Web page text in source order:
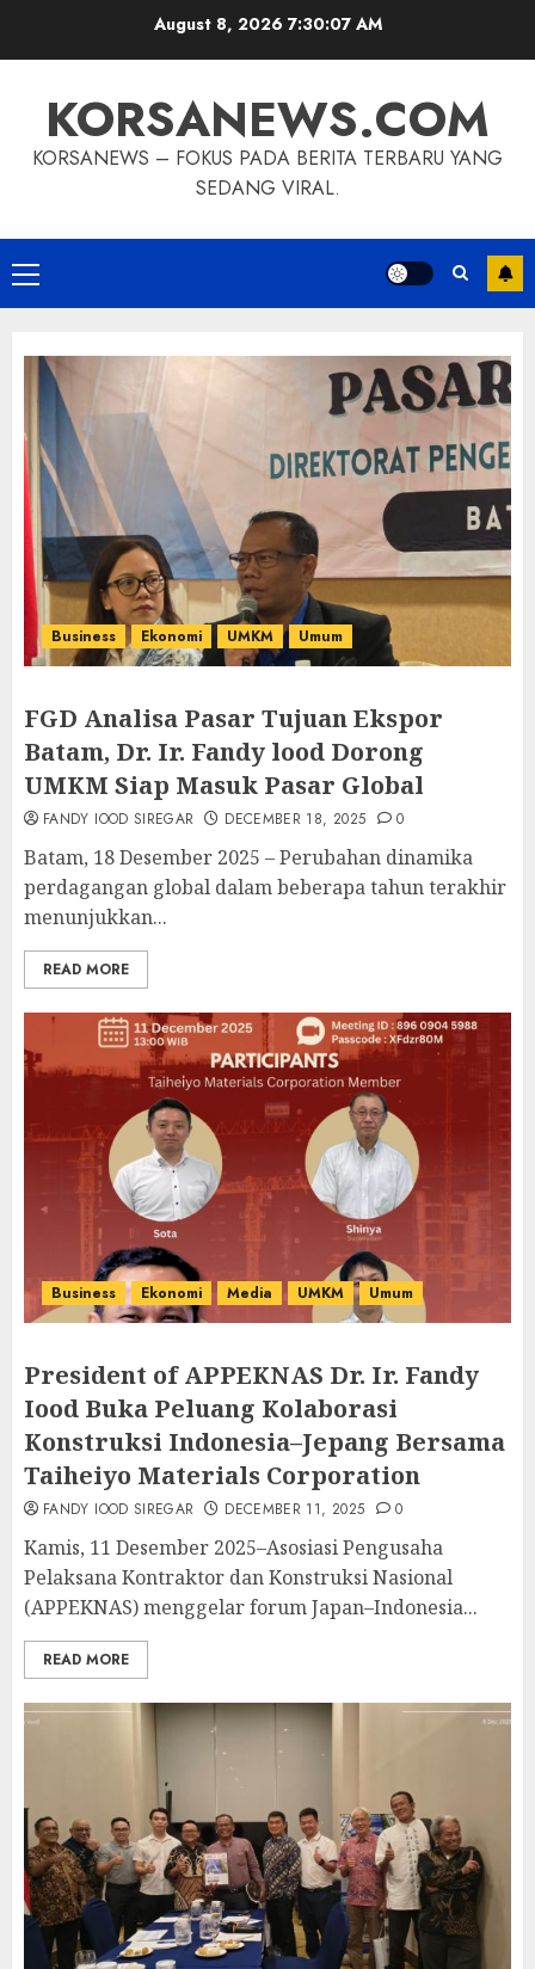
August 8, 2026 7:30:08 AM
KORSANEWS.COM
KORSANEWS – FOKUS PADA BERITA TERBARU YANG
SEDANG VIRAL.
Primary
Menu
Business Ekonomi UMKM Umum
FGD Analisa Pasar Tujuan Ekspor
Batam, Dr. Ir. Fandy lood Dorong
UMKM Siap Masuk Pasar Global
FANDY IOOD SIREGAR DECEMBER 18, 2025 0
Batam, 18 Desember 2025 – Perubahan dinamika
perdagangan global dalam beberapa tahun terakhir
menunjukkan...
READ MORE
Business Ekonomi Media UMKM Umum
President of APPEKNAS Dr. Ir. Fandy
Iood Buka Peluang Kolaborasi
Konstruksi Indonesia–Jepang Bersama
Taiheiyo Materials Corporation
FANDY IOOD SIREGAR DECEMBER 11, 2025 0
Kamis, 11 Desember 2025–Asosiasi Pengusaha
Pelaksana Kontraktor dan Konstruksi Nasional
(APPEKNAS) menggelar forum Japan–Indonesia...
READ MORE